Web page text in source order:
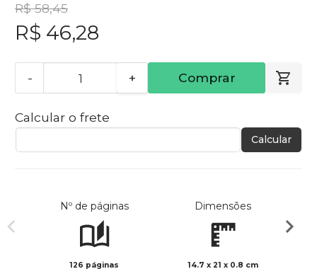
R$ 58,45
R$ 46,28
- + Comprar
Calcular o frete
Calcular
Nº de páginas
126 páginas
Dimensões
14.7 x 21 x 0.8 cm